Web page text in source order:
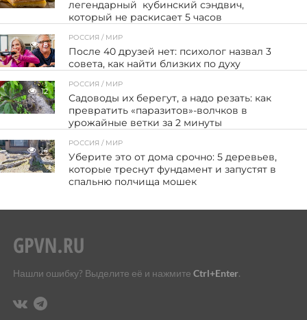
легендарный кубинский сэндвич,
который не раскисает 5 часов
8
РОССИЯ / МИР
После 40 друзей нет: психолог назвал 3
совета, как найти близких по духу
12
РОССИЯ / МИР
Садоводы их берегут, а надо резать: как
превратить «паразитов»-волчков в
урожайные ветки за 2 минуты
14
РОССИЯ / МИР
Уберите это от дома срочно: 5 деревьев,
которые треснут фундамент и запустят в
спальню полчища мошек
Нашли ошибку? Выделите её и нажмите Ctrl+Enter.